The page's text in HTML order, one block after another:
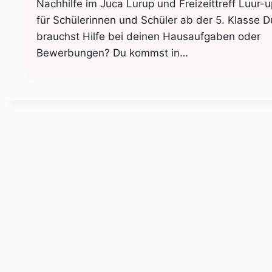
Nachhilfe im Juca Lurup und Freizeittreff Luur-
für Schülerinnen und Schüler ab der 5. Klasse
brauchst Hilfe bei deinen Hausaufgaben oder
Bewerbungen? Du kommst in…